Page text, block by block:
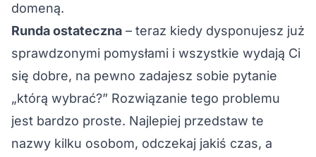
domeną.
Runda ostateczna – teraz kiedy dysponujesz już
sprawdzonymi pomysłami i wszystkie wydają Ci
się dobre, na pewno zadajesz sobie pytanie
„którą wybrać?” Rozwiązanie tego problemu
jest bardzo proste. Najlepiej przedstaw te
nazwy kilku osobom, odczekaj jakiś czas, a